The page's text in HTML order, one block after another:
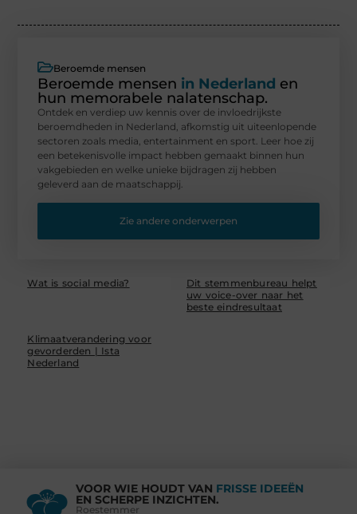
Beroemde mensen
Beroemde mensen in Nederland en
hun memorabele nalatenschap.
Ontdek en verdiep uw kennis over de invloedrijkste
beroemdheden in Nederland, afkomstig uit uiteenlopende
sectoren zoals media, entertainment en sport. Leer hoe zij
een betekenisvolle impact hebben gemaakt binnen hun
vakgebieden en welke unieke bijdragen zij hebben
geleverd aan de maatschappij.
Zie andere onderwerpen
Wat is social media?
Dit stemmenbureau helpt
uw voice-over naar het
beste eindresultaat
Klimaatverandering voor
gevorderden | Ista
Nederland
VOOR WIE HOUDT VAN FRISSE IDEEËN
EN SCHERPE INZICHTEN.
Roestemmer